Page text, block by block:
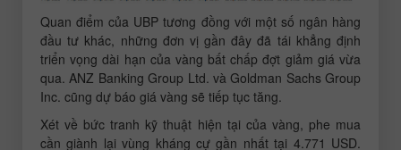
Quan điểm của UBP tương đồng với một số ngân hàng
đầu tư khác, những đơn vị gần đây đã tái khẳng định
triển vọng dài hạn của vàng bất chấp đợt giảm giá vừa
qua. ANZ Banking Group Ltd. và Goldman Sachs Group
Inc. cũng dự báo giá vàng sẽ tiếp tục tăng.
Xét về bức tranh kỹ thuật hiện tại của vàng, phe mua
cần giành lại vùng kháng cự gần nhất tại 4.771 USD.